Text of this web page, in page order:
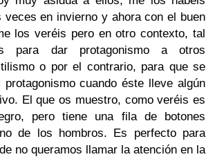
en invierno y ahora con el buen
los veréis pero en otro contexto, tal
para dar protagonismo a otros
o por el contrario, para que se
protagonismo cuando éste lleve algún
El que os muestro, como veréis es
pero tiene una fila de botones
de los hombros. Es perfecto para
no queramos llamar la atención en la